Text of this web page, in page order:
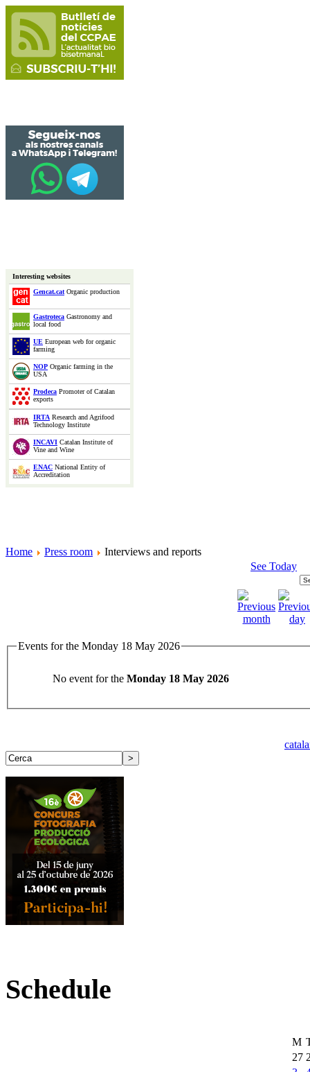
Interesting websites
Gencat.catOrganic production
Gastroteca Gastronomy and
local food
UE European web for organic
farming
NOP Organic farming in the
USA
Prodeca Promoter of Catalan
exports
IRTA Research and Agrifood
Technology Institute
INCAVI Catalan Institute of
Vine and Wine
ENAC National Entity of
Accreditation
Home Press room
Interviews and reports
See Today
Events for the Monday 18 May 2026
No event for the Monday 18 May 2026
Schedule
M
27